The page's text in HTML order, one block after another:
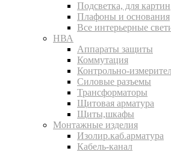
Подсветка, для картин
Плафоны и основания
Все интерьерные
НВА
Аппараты защиты
Коммутация
Контрольно-
Силовые разъемы
Трансформаторы
Щитовая арматура
Щиты,шкафы
Монтажные изделия
Изолир.каб.арматура
Кабель-канал